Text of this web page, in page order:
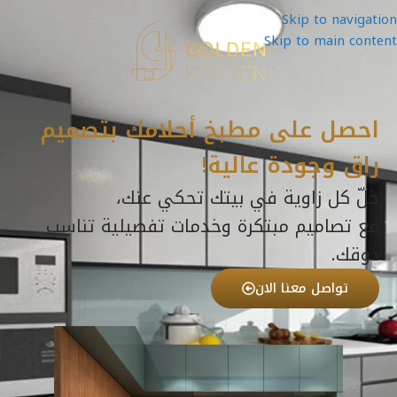
Skip to navigation
Skip to main content
احصل على مطبخ أحلامك بتصميم
راق وجودة عالية!
خلّ كل زاوية في بيتك تحكي عنك،
مع تصاميم مبتكرة وخدمات تفصيلية تناسب
ذوقك.
تواصل معنا الان